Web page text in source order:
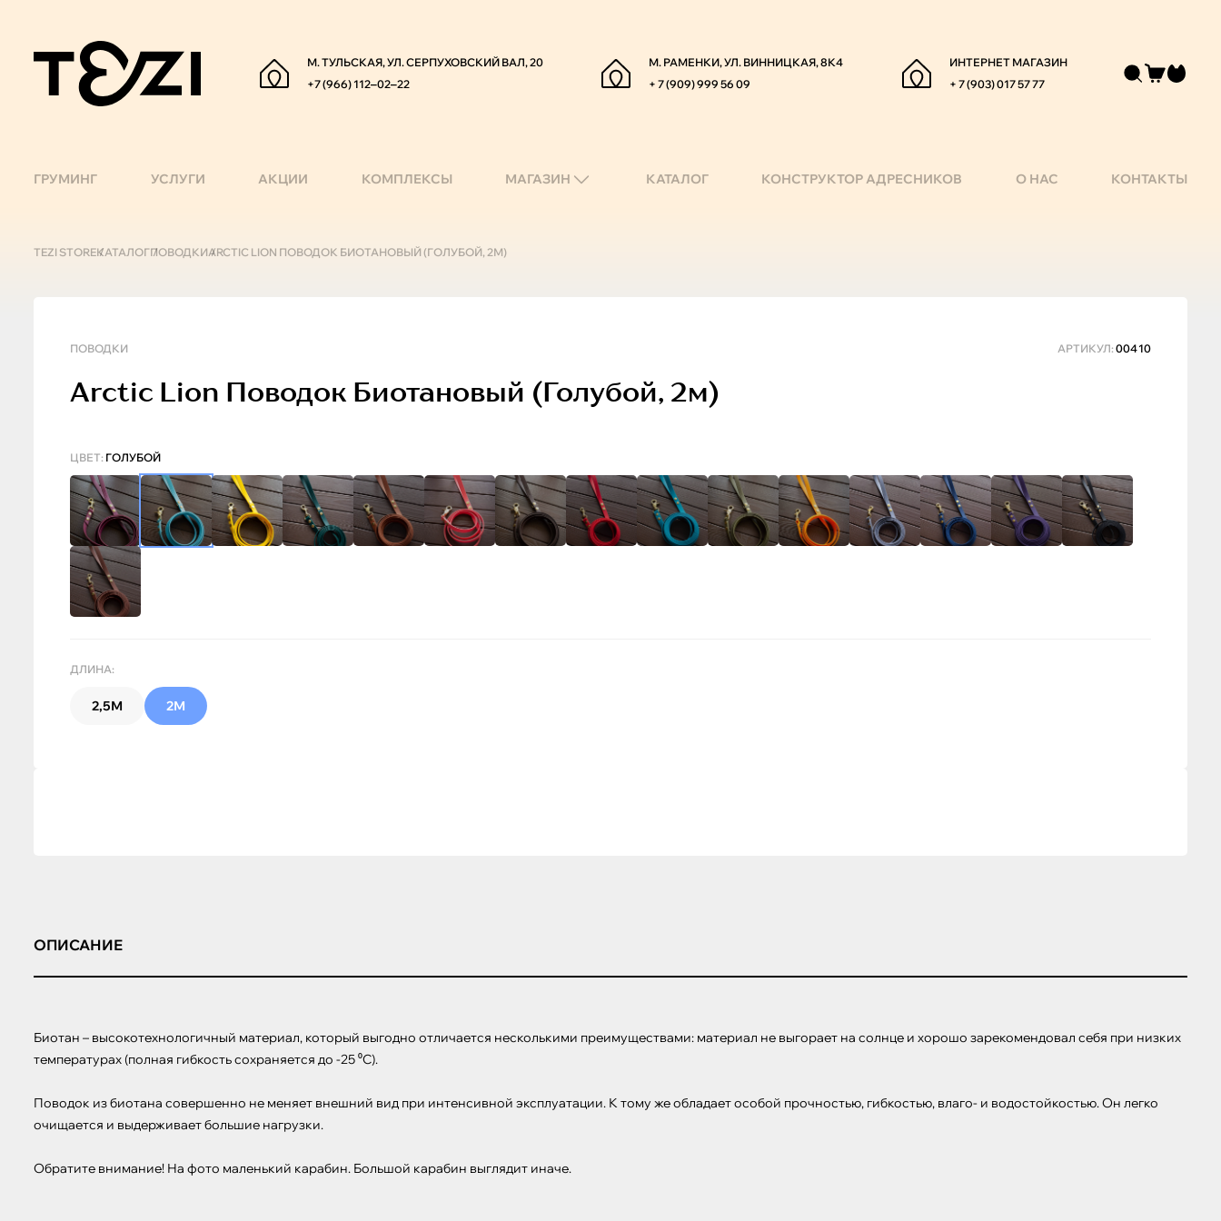
М. ТУЛЬСКАЯ, УЛ. СЕРПУХОВСКИЙ ВАЛ, 20
+7 (966) 112‒02‒22
М. РАМЕНКИ, УЛ. ВИННИЦКАЯ, 8К4
+ 7 (909) 999 56 09
ИНТЕРНЕТ МАГАЗИН
+ 7 (903) 017 57 77
ГРУМИНГ УСЛУГИ АКЦИИ КОМПЛЕКСЫ МАГАЗИН КАТАЛОГ КОНСТРУКТОР АДРЕСНИКОВ О НАС КОНТАКТЫ
TEZI STOREКАТАЛОГПОВОДКИARCTIC LION ПОВОДОК БИОТАНОВЫЙ (ГОЛУБОЙ, 2М)
ПОВОДКИ АРТИКУЛ: 00410
Arctic Lion Поводок Биотановый (голубой, 2м)
ЦВЕТ: ГОЛУБОЙ
ДЛИНА:
2,5М 2М
ОПИСАНИЕ
Биотан – высокотехнологичный материал, который выгодно отличается несколькими преимуществами: материал не выгорает на солнце и хорошо зарекомендовал себя при низких
температурах (полная гибкость сохраняется до -25 ⁰С).
Поводок из биотана совершенно не меняет внешний вид при интенсивной эксплуатации. К тому же обладает особой прочностью, гибкостью, влаго- и водостойкостью. Он легко
очищается и выдерживает большие нагрузки.
Обратите внимание! На фото маленький карабин. Большой карабин выглядит иначе.